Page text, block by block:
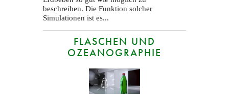
beschreiben. Die Funktion solcher
Simulationen ist es...
FLASCHEN UND
OZEANOGRAPHIE